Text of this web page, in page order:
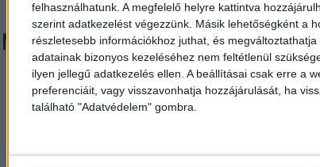
felhasználhatunk. A megfelelő helyre kattintva
szerint adatkezelést végezzünk. Másik lehetőségként a
részletesebb információkhoz juthat, és megváltoztathatja
adatainak bizonyos kezeléséhez nem feltétlenül
ilyen jellegű adatkezelés ellen. A beállításai csak erre a
preferenciáit, vagy visszavonhatja hozzájárulását, ha
található "Adatvédelem" gombra.
MORE FROM AUTHOR